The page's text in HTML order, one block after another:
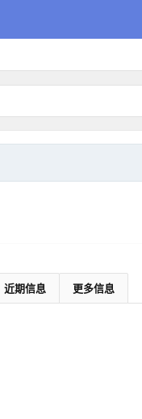
近期信息 更多信息